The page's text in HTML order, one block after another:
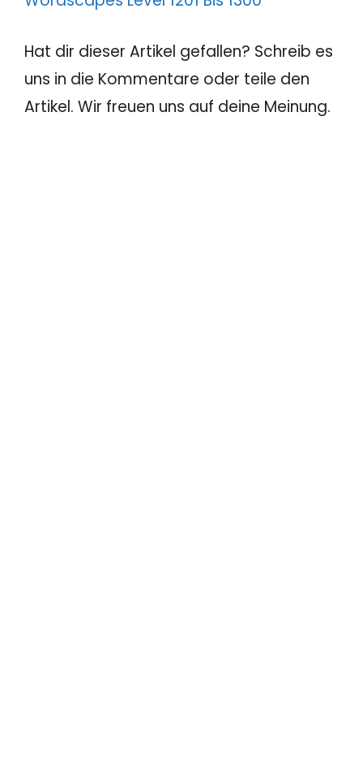
Hat dir dieser Artikel gefallen? Schreib es
uns in die Kommentare oder teile den
Artikel. Wir freuen uns auf deine Meinung.